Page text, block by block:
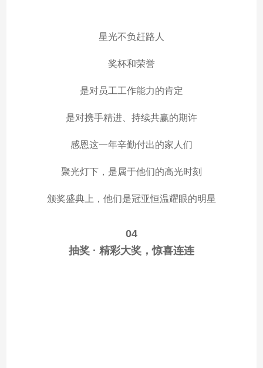
星光不负赶路人
奖杯和荣誉
是对员工工作能力的肯定
是对携手精进、持续共赢的期许
感恩这一年辛勤付出的家人们
聚光灯下，是属于他们的高光时刻
颁奖盛典上，他们是冠亚恒温耀眼的明星
04
抽奖 · 精彩大奖，惊喜连连